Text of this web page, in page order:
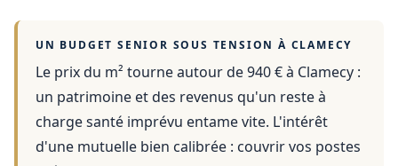
UN BUDGET SENIOR SOUS TENSION À CLAMECY
Le prix du m² tourne autour de 940 €à Clamecy :
un patrimoine et des revenus qu'un reste à
charge santé imprévu entame vite. L'intérêt
d'une mutuelle bien calibrée : couvrir vos postes